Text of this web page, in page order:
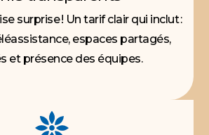
surprise ! Un tarif clair qui inclut :
espaces partagés,
et présence des équipes.